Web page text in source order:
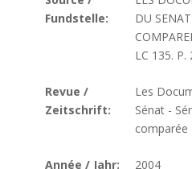
Fundstelle:
DU
LC 135. P.
Revue /
Zeitschrift:
Les
Sénat -
comparée
Année / Jahr: 2004